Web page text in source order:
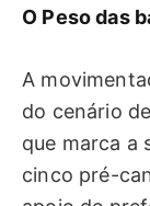
O Peso das
A
do cenário
que marca a
cinco pré-